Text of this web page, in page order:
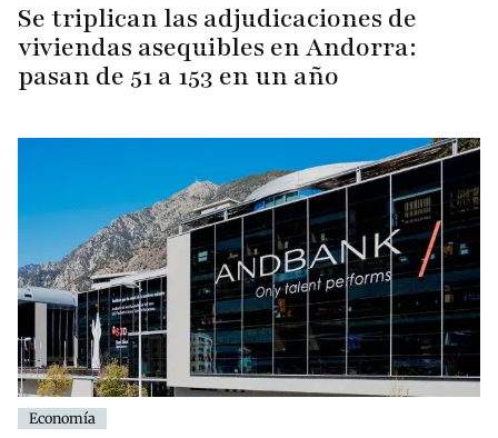
Se triplican las adjudicaciones de
viviendas asequibles en Andorra:
pasan de 51 a 153 en un año
Economía